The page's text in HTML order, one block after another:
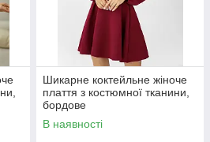
Шикарне коктейльне жіноче
плаття з костюмної тканини,
бордове
В наявності